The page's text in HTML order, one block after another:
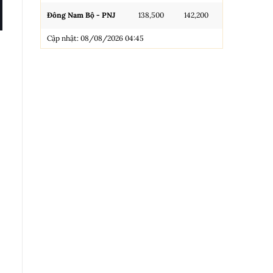
Đông Nam Bộ - PNJ 138,500 142,200
Cập nhật: 08/08/2026 04:45